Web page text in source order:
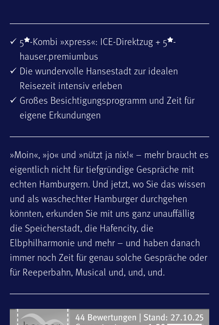
5 -Kombi »xpress«: ICE-Direktzug + 5 -
hauser.premiumbus
Die wundervolle Hansestadt zur idealen
Reisezeit intensiv erleben
Großes Besichtigungsprogramm und Zeit für
eigene Erkundungen
»Moin«, »jo« und »nützt ja nix!« – mehr braucht es
eigentlich nicht für tiefgründige Gespräche mit
echten Hamburgern. Und jetzt, wo Sie das wissen
und als waschechter Hamburger durchgehen
könnten, erkunden Sie mit uns ganz unauffällig
die Speicherstadt, die Hafencity, die
Elbphilharmonie und mehr – und haben danach
immer noch Zeit für genau solche Gespräche oder
für Reeperbahn, Musical und, und, und.